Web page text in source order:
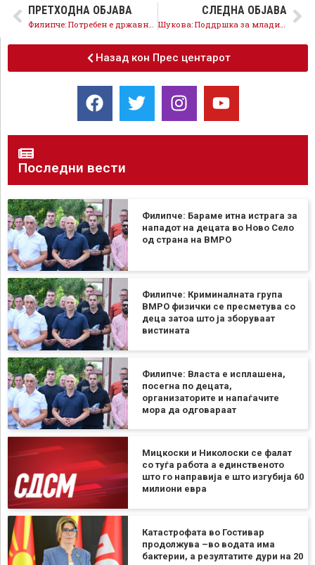
ПРЕТХОДНА ОБЈАВА СЛЕДНА ОБЈАВА
Шукова: Поддршка за младите уметници и зелена агенда, тоа е мојата визијата за Скопје
Назад кон Прес центарот
Последни вести
Филипче: Бараме итна истрага за
нападот на децата во Ново Село
од страна на ВМРО
Филипче: Криминалната група
ВМРО физички се пресметува со
деца затоа што ја зборуваат
вистината
Филипче: Власта е исплашена,
посегна по децата,
организаторите и напаѓачите
мора да одговараат
Мицкоски и Николоски се фалат
со туѓа работа а единственото
што го направија е што изгубија 60
милиони евра
Катастрофата во Гостивар
продолжува –во водата има
бактерии, а резултатите дури на 20